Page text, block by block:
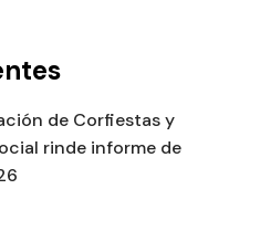
de Corfiestas y
rinde informe de